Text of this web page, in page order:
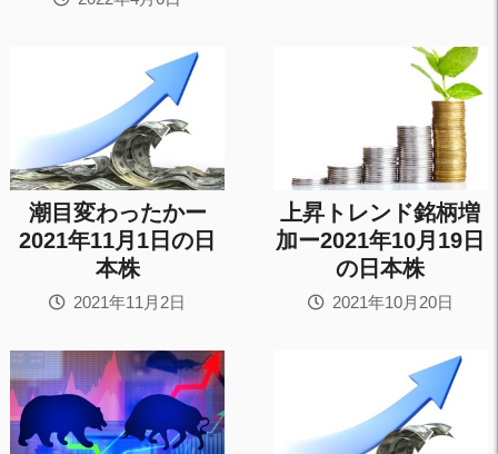
潮目変わったかー
2021年11月1日の日
本株
2021年11月2日
上昇トレンド銘柄増
加ー2021年10月19日
の日本株
2021年10月20日